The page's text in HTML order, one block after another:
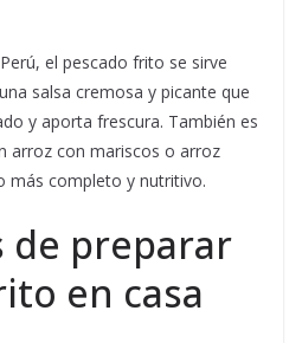
el pescado frito se sirve
salsa cremosa y picante que
y aporta frescura. También es
arroz con mariscos o arroz
más completo y nutritivo.
de preparar
en casa